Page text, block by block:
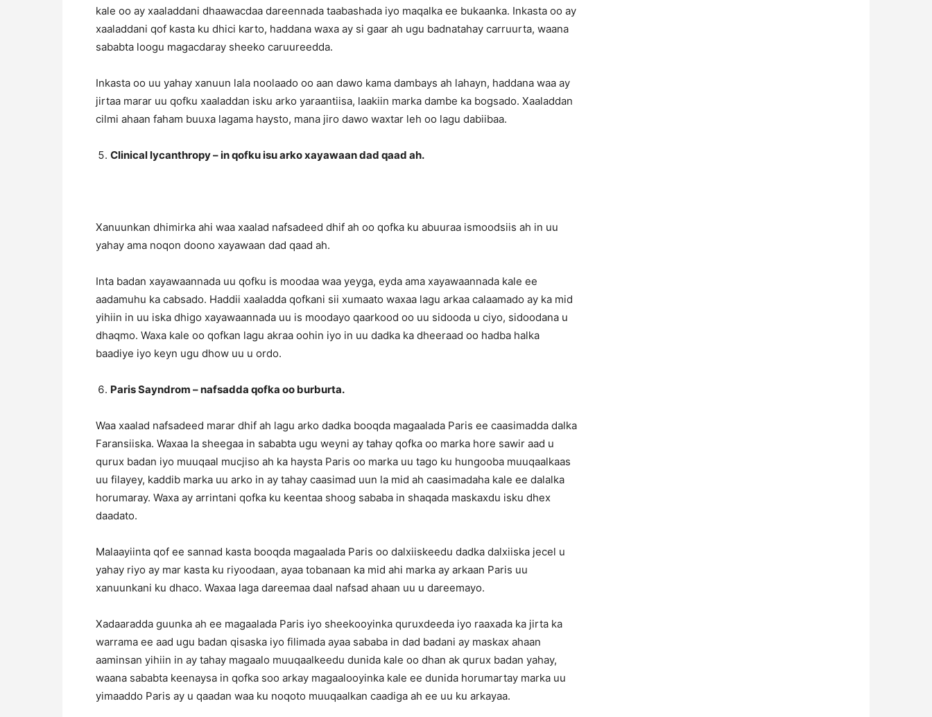
kale oo ay xaaladdani dhaawacdaa dareennada taabashada iyo maqalka ee bukaanka. Inkasta oo ay
xaaladdani qof kasta ku dhici karto, haddana waxa ay si gaar ah ugu badnatahay carruurta, waana
sababta loogu magacdaray sheeko caruureedda.
Inkasta oo uu yahay xanuun lala noolaado oo aan dawo kama dambays ah lahayn, haddana waa ay
jirtaa marar uu qofku xaaladdan isku arko yaraantiisa, laakiin marka dambe ka bogsado. Xaaladdan
cilmi ahaan faham buuxa lagama haysto, mana jiro dawo waxtar leh oo lagu dabiibaa.
Clinical lycanthropy – in qofku isu arko xayawaan dad qaad ah.
Xanuunkan dhimirka ahi waa xaalad nafsadeed dhif ah oo qofka ku abuuraa ismoodsiis ah in uu
yahay ama noqon doono xayawaan dad qaad ah.
Inta badan xayawaannada uu qofku is moodaa waa yeyga, eyda ama xayawaannada kale ee
aadamuhu ka cabsado. Haddii xaaladda qofkani sii xumaato waxaa lagu arkaa calaamado ay ka mid
yihiin in uu iska dhigo xayawaannada uu is moodayo qaarkood oo uu sidooda u ciyo, sidoodana u
dhaqmo. Waxa kale oo qofkan lagu akraa oohin iyo in uu dadka ka dheeraad oo hadba halka
baadiye iyo keyn ugu dhow uu u ordo.
Paris Sayndrom – nafsadda qofka oo burburta.
Waa xaalad nafsadeed marar dhif ah lagu arko dadka booqda magaalada Paris ee caasimadda dalka
Faransiiska. Waxaa la sheegaa in sababta ugu weyni ay tahay qofka oo marka hore sawir aad u
qurux badan iyo muuqaal mucjiso ah ka haysta Paris oo marka uu tago ku hungooba muuqaalkaas
uu filayey, kaddib marka uu arko in ay tahay caasimad uun la mid ah caasimadaha kale ee dalalka
horumaray. Waxa ay arrintani qofka ku keentaa shoog sababa in shaqada maskaxdu isku dhex
daadato.
Malaayiinta qof ee sannad kasta booqda magaalada Paris oo dalxiiskeedu dadka dalxiiska jecel u
yahay riyo ay mar kasta ku riyoodaan, ayaa tobanaan ka mid ahi marka ay arkaan Paris uu
xanuunkani ku dhaco. Waxaa laga dareemaa daal nafsad ahaan uu u dareemayo.
Xadaaradda guunka ah ee magaalada Paris iyo sheekooyinka quruxdeeda iyo raaxada ka jirta ka
warrama ee aad ugu badan qisaska iyo filimada ayaa sababa in dad badani ay maskax ahaan
aaminsan yihiin in ay tahay magaalo muuqaalkeedu dunida kale oo dhan ak qurux badan yahay,
waana sababta keenaysa in qofka soo arkay magaalooyinka kale ee dunida horumartay marka uu
yimaaddo Paris ay u qaadan waa ku noqoto muuqaalkan caadiga ah ee uu ku arkayaa.